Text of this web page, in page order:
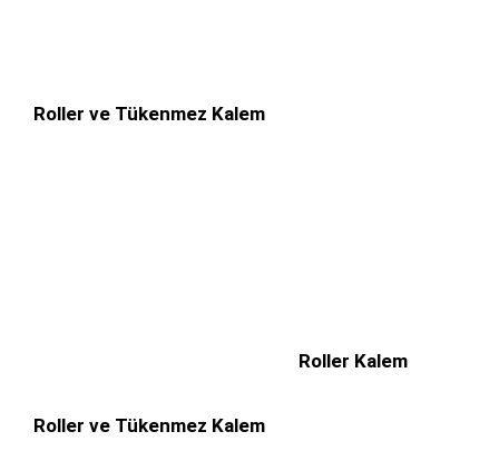
Roller ve Tükenmez Kalem
Roller ve Tükenmez Kalem
Roller Kalem